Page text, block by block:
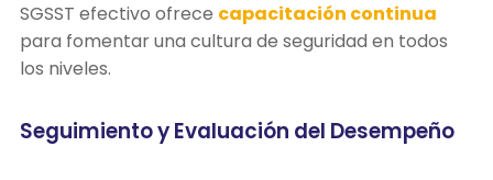
SGSST efectivo ofrece capacitación continua
para fomentar una cultura de seguridad en todos
los niveles.
Seguimiento y Evaluación del Desempeño